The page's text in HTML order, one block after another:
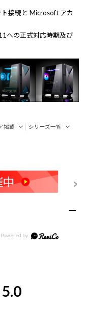
接続と Microsoft アカ
への正式対応時期及び
掲載
シリーズ一覧
5.0